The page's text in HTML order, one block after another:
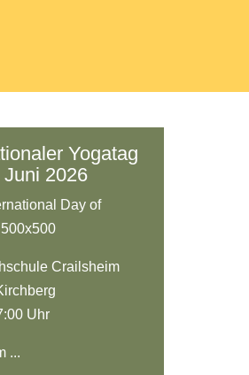
Yogatag
2026
Crailsheim
Uhr
...